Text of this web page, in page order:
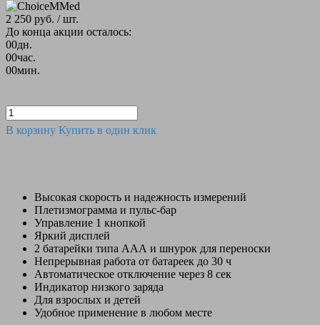
2 250 руб. / шт.
До конца акции осталось:
00дн.
00час.
00мин.
В корзину Купить в один клик
Высокая скорость и надежность измерений
Плетизмограмма и пульс-бар
Управление 1 кнопкой
Яркий дисплей
2 батарейки типа ААА и шнурок для переноски
Непрерывная работа от батареек до 30 ч
Автоматическое отключение через 8 сек
Индикатор низкого заряда
Для взрослых и детей
Удобное применение в любом месте